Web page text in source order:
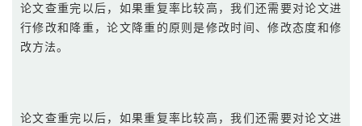
论文查重完以后，如果重复率比较高，我们还需要对论文进
行修改和降重，论文降重的原则是修改时间、修改态度和修
改方法。
论文查重完以后，如果重复率比较高，我们还需要对论文进